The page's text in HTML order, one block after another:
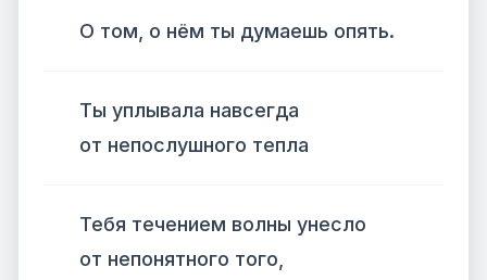
О том, о нём ты думаешь опять.
Ты уплывала навсегда
от непослушного тепла
Тебя течением волны унесло
от непонятного того,